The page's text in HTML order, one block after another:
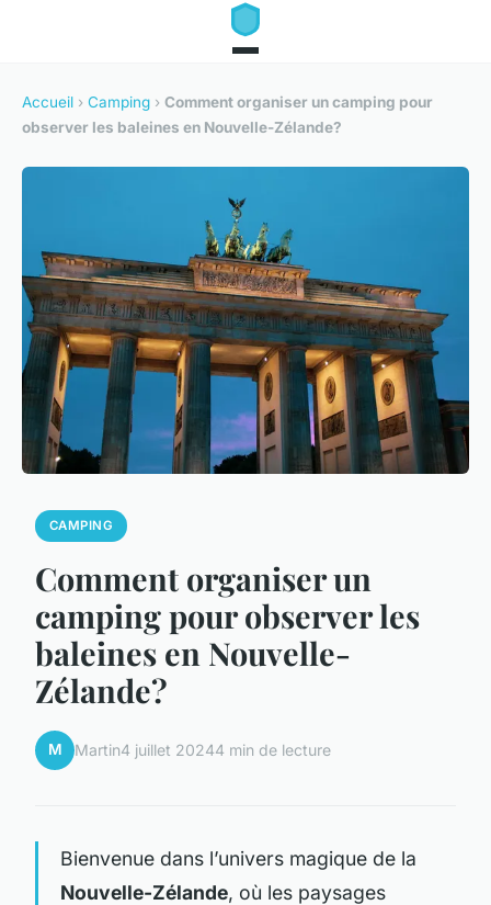
Accueil › Camping › Comment organiser un camping pour
observer les baleines en Nouvelle-Zélande?
CAMPING
Comment organiser un
camping pour observer les
baleines en Nouvelle-
Zélande?
M Martin4 juillet 20244 min de lecture
Bienvenue dans l’univers magique de la
Nouvelle-Zélande, où les paysages